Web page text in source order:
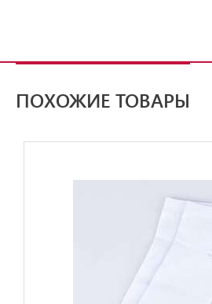
ПОХОЖИЕ ТОВАРЫ